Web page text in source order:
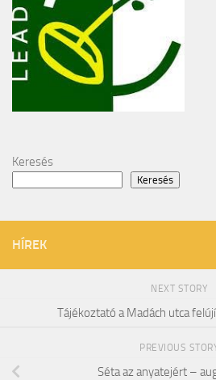
Keresés
Keresés
HÍREK
NEXT STORY
Tájékoztató a Madách utca
PREVIOUS
Séta az anyatejért –